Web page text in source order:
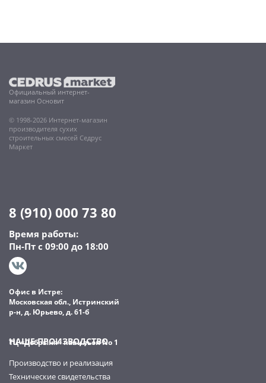
Официальный интернет-
магазин Основит
© 1998-2026 Интернет-магазин
производителя сухих
строительных смесей Седрус
Маркет
8 (910) 000 73 80
Время работы:
Пн-Пт с 09:00 до 18:00
Офис в Истре:
Московская обл., Истринский
р-н, д. Юрьево, д. 61-б
ТЦ «Добрыня» павильон No 1
НАШЕ ПРОИЗВОДСТВО
Производство и реализация
Технические свидетельства